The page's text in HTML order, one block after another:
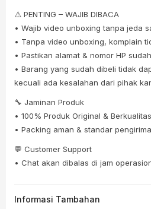
⚠️ PENTING – WAJIB DIBACA
• Wajib video unboxing tanpa jeda
• Tanpa video unboxing, komplain
• Pastikan alamat & nomor HP
• Barang yang sudah dibeli tidak
kecuali ada kesalahan dari pihak
🔧 Jaminan Produk
• 100% Produk Original & Berkualitas
• Packing aman & standar
💬 Customer Support
• Chat akan dibalas di jam
Informasi Tambahan